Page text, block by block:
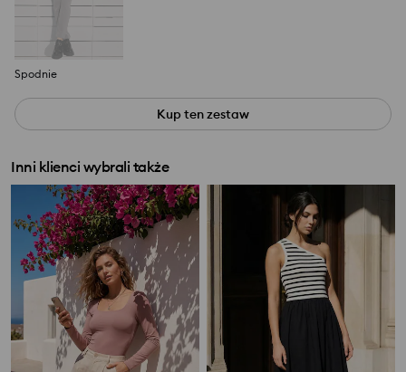
Spodnie
Kup ten zestaw
Inni klienci wybrali także